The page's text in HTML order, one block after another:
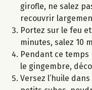
girofle, ne salez
recouvrir
Portez sur le feu
minutes, salez 10
Pendant ce
le gingembre,
Versez l’huile